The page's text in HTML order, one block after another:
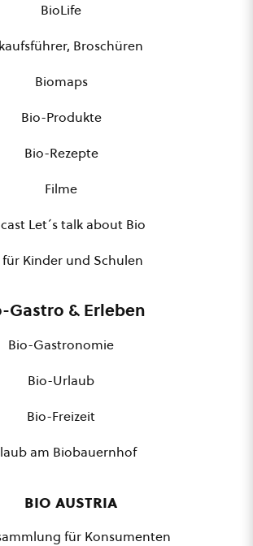
BioLife
Broschüren
Biomaps
Bio-Produkte
Bio-Rezepte
Filme
Let´s talk about Bio
für Kinder und Schulen
Gastro & Erleben
Bio-Gastronomie
Bio-Urlaub
Bio-Freizeit
am Biobauernhof
bio austria
für Konsumenten